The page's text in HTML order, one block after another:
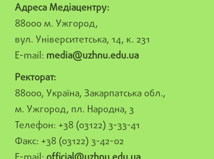
Адреса Медіацентру:
88000 м. Ужгород,
вул. Університетська, 14, к. 231
E-mail: media@uzhnu.edu.ua
Ректорат:
88000, Україна, Закарпатська обл.,
м. Ужгород, пл. Народна, 3
Телефон: +38 (03122) 3-33-41
Факс: +38 (03122) 3-42-02